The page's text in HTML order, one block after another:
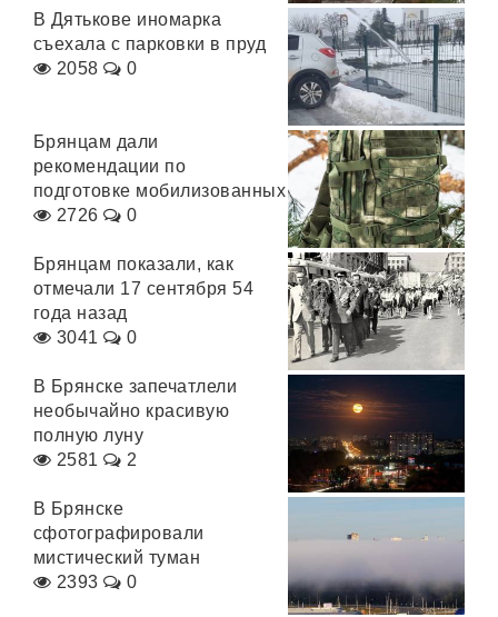
В Дятькове иномарка
съехала с парковки в пруд
2058
0
Брянцам дали
рекомендации по
подготовке мобилизованных
2726
0
Брянцам показали, как
отмечали 17 сентября 54
года назад
3041
0
В Брянске запечатлели
необычайно красивую
полную луну
2581
2
В Брянске
сфотографировали
мистический туман
2393
0